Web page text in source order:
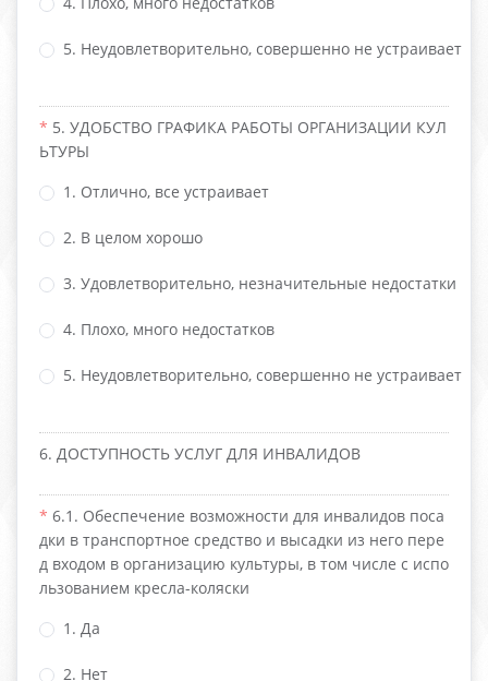
5. Неудовлетворительно, совершенно не устраивает
5. УДОБСТВО ГРАФИКА РАБОТЫ ОРГАНИЗАЦИИ КУЛ
ЬТУРЫ
1. Отлично, все устраивает
2. В целом хорошо
3. Удовлетворительно, незначительные недостатки
4. Плохо, много недостатков
5. Неудовлетворительно, совершенно не устраивает
6. ДОСТУПНОСТЬ УСЛУГ ДЛЯ ИНВАЛИДОВ
6.1. Обеспечение возможности для инвалидов поса
дки в транспортное средство и высадки из него пере
д входом в организацию культуры, в том числе с испо
льзованием кресла-коляски
1. Да
2. Нет